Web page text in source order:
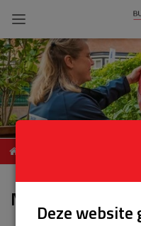
Servicepakket
NieuwsDeze